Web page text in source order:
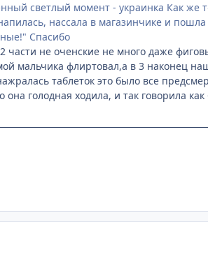
светлый момент - украинка Как же
нассала в магазинчике и
Спасибо
не оченские не много даже
мальчика флиртовал,а в 3 наконец
таблеток это было все
голодная ходила, и так говорила